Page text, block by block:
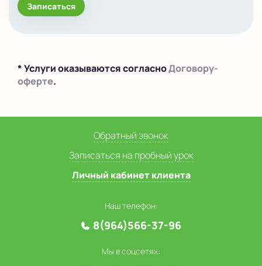
Записаться
* Услуги оказываются согласноДоговору-
оферте.
Обратный звонок
Записаться на пробный урок
Личный кабинет клиента
Наш телефон:
8(964)566-37-96
Мы в соцсетях: